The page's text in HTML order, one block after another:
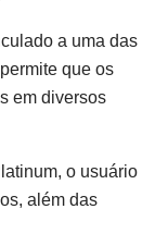
a uma das
que os
em diversos
o usuário
além das